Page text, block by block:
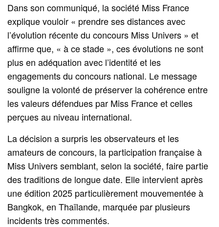
Dans son communiqué, la société Miss France
explique vouloir « prendre ses distances avec
l’évolution récente du concours Miss Univers » et
affirme que, « à ce stade », ces évolutions ne sont
plus en adéquation avec l’identité et les
engagements du concours national. Le message
souligne la volonté de préserver la cohérence entre
les valeurs défendues par Miss France et celles
perçues au niveau international.
La décision a surpris les observateurs et les
amateurs de concours, la participation française à
Miss Univers semblant, selon la société, faire partie
des traditions de longue date. Elle intervient après
une édition 2025 particulièrement mouvementée à
Bangkok, en Thaïlande, marquée par plusieurs
incidents très commentés.